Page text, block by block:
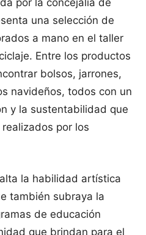
por la concejalía de
una selección de
a mano en el taller
Entre los productos
bolsos, jarrones,
navideños, todos con un
y la sustentabilidad que
por los
la habilidad artística
también subraya la
de educación
que brindan para el